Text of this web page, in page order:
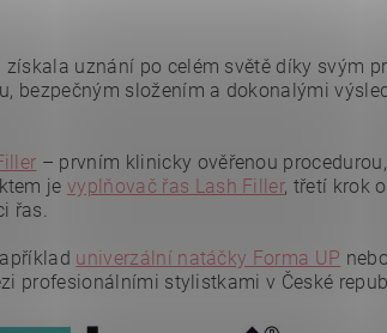
získala uznání po celém světě díky svým
bezpečným složením a dokonalými
– prvním klinicky ověřenou
jevyplňovač řas Lash Filler, třetí krok
řas.
univerzální natáčky Forma UP
profesionálními stylistkami v České